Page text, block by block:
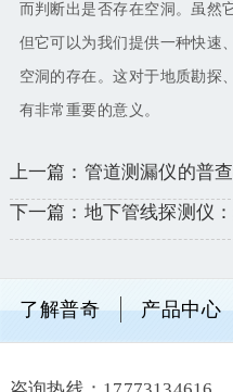
而判断出是否存在空洞。虽然
但它可以为我们提供一种快速
空洞的存在。这对于地质勘探
有非常重要的意义。
上一篇：管道测漏仪的普
下一篇：地下管线探测仪
了解普奇 产品中心